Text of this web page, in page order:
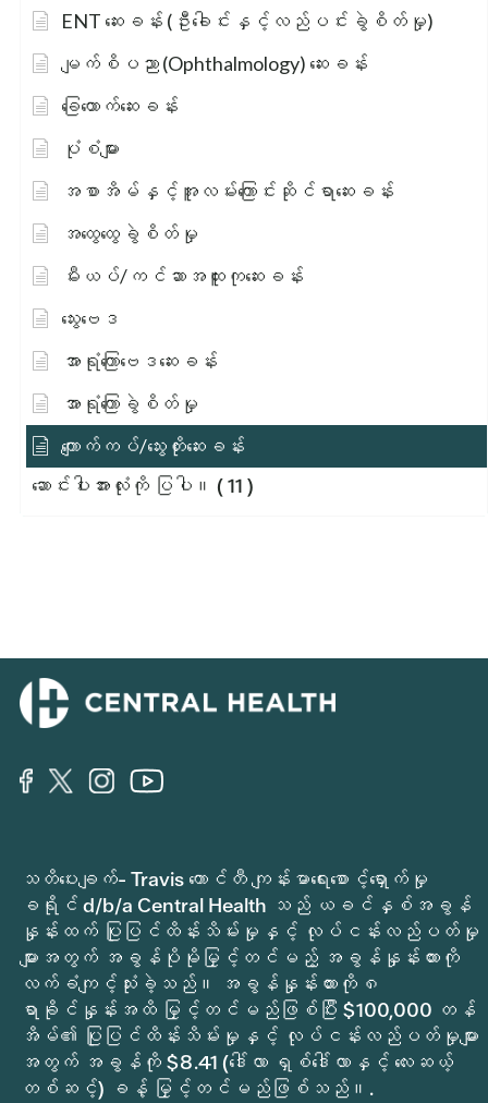
ENT ဆေးခန်း (ဦးခေါင်းနှင့်လည်ပင်းခွဲစိတ်မှု)
မျက်စိပညာ (Ophthalmology) ဆေးခန်း
ခြေထောက်ဆေးခန်း
ပုံစံများ
အစာအိမ်နှင့်အူလမ်းကြောင်းဆိုင်ရာဆေးခန်း
အထွေထွေခွဲစိတ်မှု
မီးယပ်/ကင်ဆာအထူးကုဆေးခန်း
သွေးဗေဒ
အာရုံကြောဗေဒဆေးခန်း
အာရုံကြောခွဲစိတ်မှု
ကျောက်ကပ်/သွေးတိုးဆေးခန်း
ဆောင်းပါးအားလုံးကို ပြပါ။ ( 11 )
သတိပေးချက်- Travis ကောင်တီ ကျန်းမာရေးစောင့်ရှောက်မှု
ခရိုင် d/b/a Central Health သည် ယခင်နှစ်အခွန်
နှုန်းထက် ပြုပြင်ထိန်းသိမ်းမှုနှင့် လုပ်ငန်းလည်ပတ်မှု
များအတွက် အခွန်ပိုမိုမြှင့်တင်မည့် အခွန်နှုန်းထားကို
လက်ခံကျင့်သုံးခဲ့သည်။ အခွန်နှုန်းထားကို ၈
ရာခိုင်နှုန်းအထိ မြှင့်တင်မည်ဖြစ်ပြီး $100,000 တန်
အိမ်၏ ပြုပြင်ထိန်းသိမ်းမှုနှင့် လုပ်ငန်းလည်ပတ်မှုများ
အတွက် အခွန်ကို $8.41 (ဒေါ်လာ ရှစ်ဒေါ်လာနှင့် လေးဆယ့်
တစ်ဆင့်) ခန့် မြှင့်တင်မည်ဖြစ်သည်။.